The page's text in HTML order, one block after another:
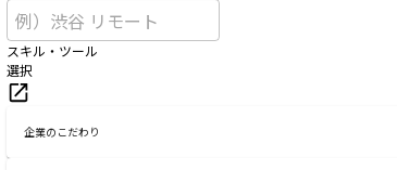
スキル・ツール
選択
企業のこだわり